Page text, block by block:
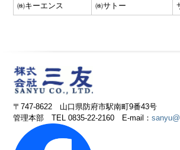
㈱キーエンス ㈱サトー
〒747-8622 山口県防府市駅南町9番43号
管理本部 TEL 0835-22-2160 E-mail：